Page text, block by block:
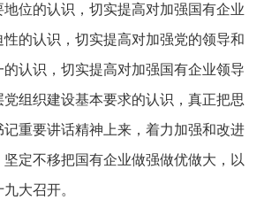
位的认识，切实提高对加强国有企业
的认识，切实提高对加强党的领导和
认识，切实提高对加强国有企业领导
党组织建设基本要求的认识，真正把思
重要讲话精神上来，着力加强和改进
定不移把国有企业做强做优做大，以
大召开。